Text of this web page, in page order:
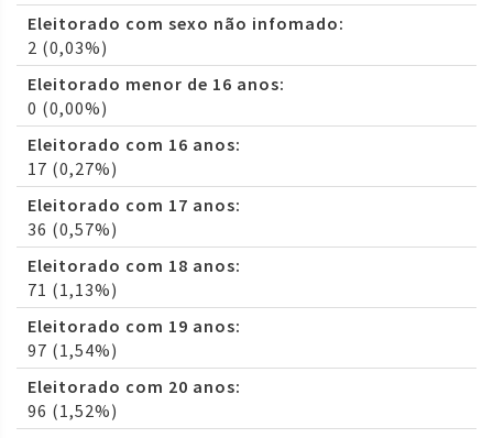
Eleitorado com sexo não infomado:
2 (0,03%)
Eleitorado menor de 16 anos:
0 (0,00%)
Eleitorado com 16 anos:
17 (0,27%)
Eleitorado com 17 anos:
36 (0,57%)
Eleitorado com 18 anos:
71 (1,13%)
Eleitorado com 19 anos:
97 (1,54%)
Eleitorado com 20 anos:
96 (1,52%)